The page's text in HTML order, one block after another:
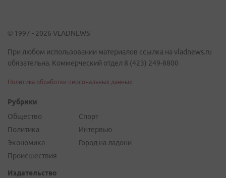
© 1997 - 2026 VLADNEWS
При любом использовании материалов ссылка на vladnews.ru
обязательна. Коммерческий отдел 8 (423) 249-8800
Политика обработки персональных данных
Рубрики
Общество
Политика
Экономика
Происшествия
Спорт
Интервью
Город на ладони
Издательство